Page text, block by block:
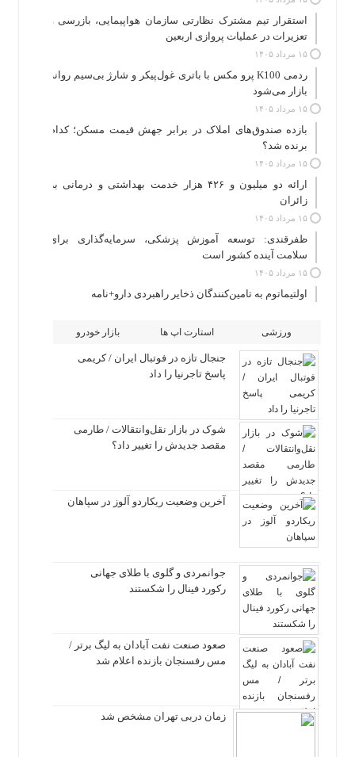
استقرار تیم مشترک نظارتی سازمان هواپیمایی، بازرسی و
تعزیرات در عملیات پروازی اربعین
۱۵ مرداد ۱۴۰۵
ردمی K100 پرو مکس با باتری غول‌پیکر و شارژ بی‌سیم روانه
بازار می‌شود
۱۵ مرداد ۱۴۰۵
بازده صندوق‌های املاک در برابر جهش قیمت مسکن؛ کدام
برنده شد؟
۱۵ مرداد ۱۴۰۵
ارائه دو میلیون و ۴۲۶ هزار خدمت بهداشتی و درمانی به
زائران
۱۵ مرداد ۱۴۰۵
ظفرقندی: توسعه آموزش پزشکی، سرمایه‌گذاری برای
سلامت آینده کشور است
۱۵ مرداد ۱۴۰۵
اولتیماتوم به تامین‌کنندگان ذخایر راهبردی دارو+نامه
ورزشی استارت اپ ها بازار خودرو
جنجال تازه در فوتبال ایران / کریمی
پاسخ تاجرنیا را داد
شوک در بازار نقل‌وانتقالات / طارمی
مقصد جدیدش را تغییر داد؟
آخرین وضعیت ریکاردو آلوز در سپاهان
جوانمردی و گلوی با طلای جهانی
رکورد فینال را شکستند
صعود صنعت نفت آبادان به لیگ برتر /
مس رفسنجان بازنده اعلام شد
زمان دربی تهران مشخص شد